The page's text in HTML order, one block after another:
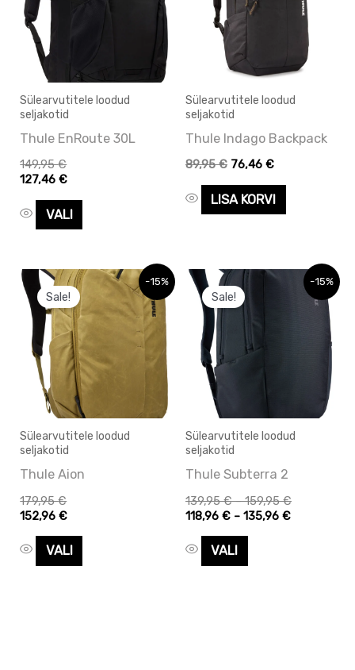
Sülearvutitele loodud
seljakotid
Thule EnRoute 30L
149,95€
127,46€
VALI
mitu
saab
tootelehel.
Sülearvutitele loodud
seljakotid
Thule Indago Backpack
89,95€ 76,46 €
LISA KORVI
-15%
Sale!
Sülearvutitele loodud
seljakotid
Thule Aion
179,95€
152,96€
VALI
Sellel
tootel
on
mitu
varianti.
Valikuid
saab
tootelehel.
-15%
Sale!
Sülearvutitele loodud
seljakotid
Thule Subterra 2
139,95€ – 159,95€
139,95 €
159,95 €
118,96 € – 135,96 €
118,96 €
135,96 €
VALI
Sellel
on
mitu
varianti.
saab
tootelehel.